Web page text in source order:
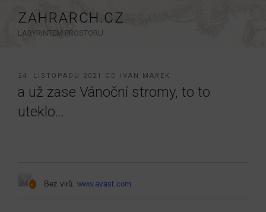
obsahu
ZAHRARCH.CZ
LABYRINTEM PROSTORU
PUBLIKOVÁNO
24. LISTOPADU 2021 OD IVAN MAREK
a už zase Vánoční stromy, to to
uteklo…
Bez virů.www.avast.com